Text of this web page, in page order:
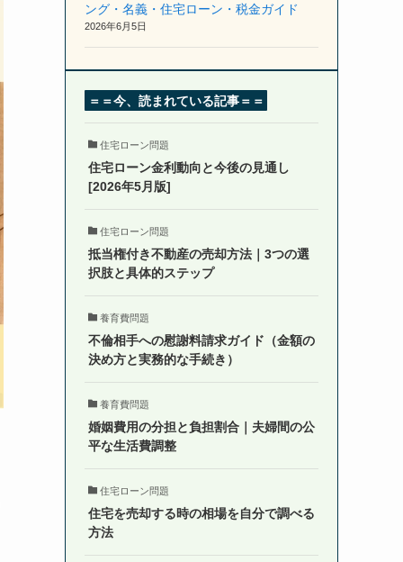
ング・名義・住宅ローン・税金ガイド
2026年6月5日
＝＝今、読まれている記事＝＝
住宅ローン問題
住宅ローン金利動向と今後の見通し
[2026年5月版]
住宅ローン問題
抵当権付き不動産の売却方法｜3つの選
択肢と具体的ステップ
養育費問題
不倫相手への慰謝料請求ガイド（金額の
決め方と実務的な手続き）
養育費問題
婚姻費用の分担と負担割合｜夫婦間の公
平な生活費調整
住宅ローン問題
住宅を売却する時の相場を自分で調べる
方法